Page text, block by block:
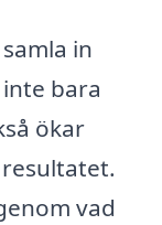
in
bara
ökar
vad